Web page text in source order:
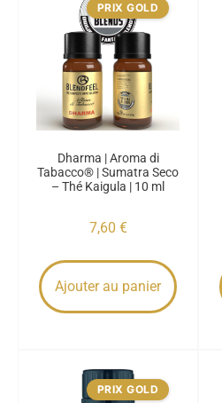
PRIX GOLD
Dharma | Aroma di
Tabacco® | Sumatra Seco
– Thé Kaigula | 10 ml
7,60 €
Ajouter au panier
PRIX GOLD